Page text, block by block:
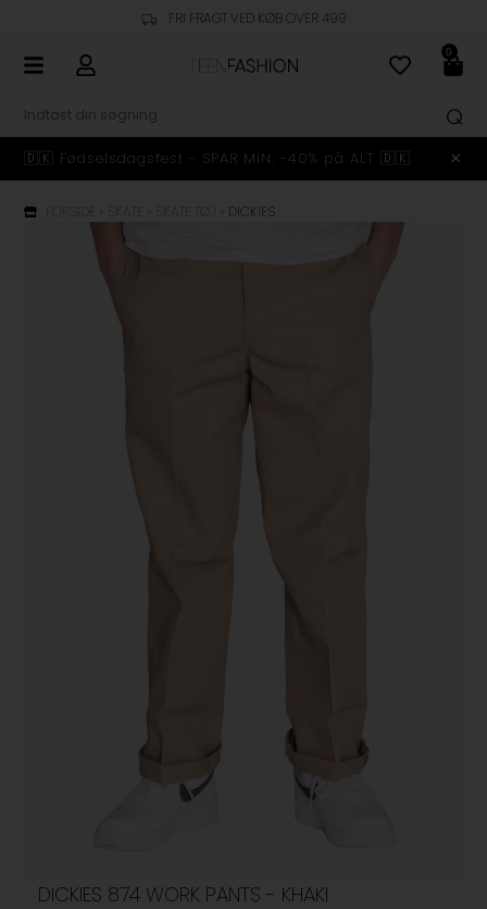
FRI FRAGT VED KØB OVER 499
0
🇩🇰 Fødselsdagsfest - SPAR MIN. -40% på ALT 🇩🇰
DICKIES
DICKIES 874 WORK PANTS - KHAKI